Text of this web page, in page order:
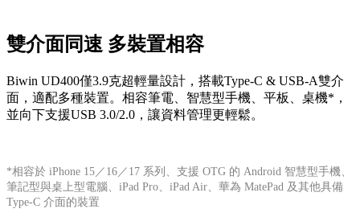
雙介面同速 多裝置相容
Biwin UD400僅3.9克超輕量設計，搭載Type-C & USB-A雙介
面，適配多種裝置。相容筆電、智慧型手機、平板、桌機*，
並向下支援USB 3.0/2.0，讓資料管理更輕鬆。
*相容於 iPhone 15／16／17 系列、支援 OTG 的 Android 智慧型手機、
筆記型與桌上型電腦、iPad Pro、iPad Air、華為 MatePad 及其他具備
Type-C 介面的裝置